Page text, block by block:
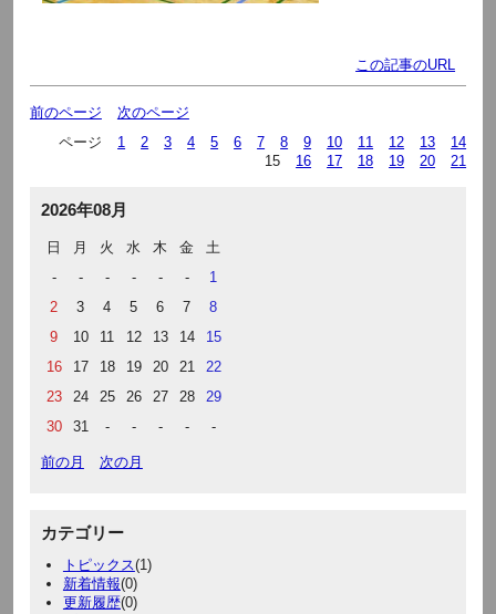
この記事のURL
前のページ
次のページ
ページ
1 2 3 4 5 6 7 8 9 10 11 12 13
14
15
16 17 18 19 20 21
2026年08月
日 月 火 水 木 金
土
-
- - - - -
1
2
3 4 5 6 7
8
9
10 11 12 13 14
15
16
17 18 19 20 21
22
23
24 25 26 27 28
29
30
31 - - - - -
前の月 次の月
カテゴリー
トピックス(1)
新着情報(0)
更新履歴(0)